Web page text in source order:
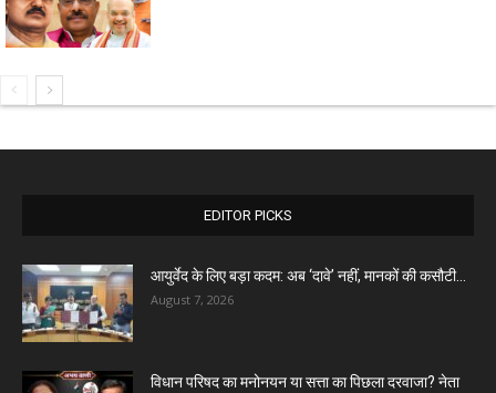
EDITOR PICKS
आयुर्वेद के लिए बड़ा कदम: अब ‘दावे’ नहीं, मानकों की कसौटी...
August 7, 2026
विधान परिषद का मनोनयन या सत्ता का पिछला दरवाजा? नेता